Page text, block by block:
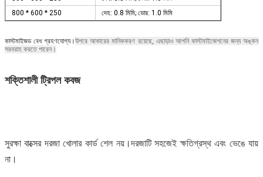
800 * 600 * 250
দেহ: 0.8 মিমি; ডোর: 1.0 মিমি
কাস্টমাইজড বেধ গ্রহণযোগ্য।উপরে আকারের মানিককরণ রয়েছে, এছাড়াও আপনি কাস্টমাইজেশনের জন্য অঙ্কন
সরবরাহ করতে পারেন।
শক্তিশালী ট্রিপল কবজ
সুরক্ষা বাক্সের দরজা খোলার কার্ড শেল নয়।দরজাটি সহজেই ক্ষতিগ্রস্থ এবং ভেঙে যায়
না।